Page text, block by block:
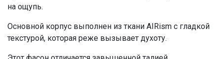
на ощупь.
Основной корпус выполнен из ткани AIRism с гладкой
текстурой, которая реже вызывает духоту.